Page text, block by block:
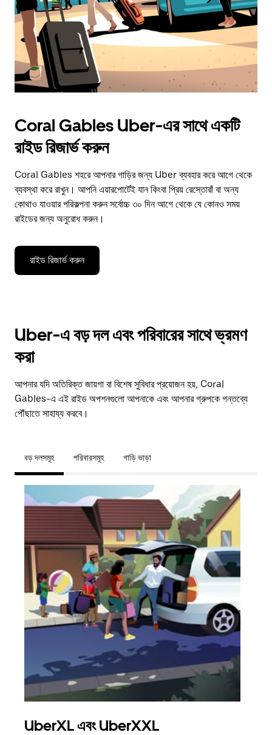
Coral Gables Uber-এর সাথে একটি
রাইড রিজার্ভ করুন
Coral Gables শহরে আপনার গাড়ির জন্য Uber ব্যবহার করে আগে থেকে
ব্যবস্থা করে রাখুন। আপনি এয়ারপোর্টেই যান কিংবা প্রিয় রেস্তোরাঁ বা অন্য
কোথাও যাওয়ার পরিকল্পনা করুন সর্বোচ্চ ৩০ দিন আগে থেকে যে কোনও সময়
রাইডের জন্য অনুরোধ করুন।
রাইড রিজার্ভ করুন
Uber-এ বড় দল এবং পরিবারের সাথে ভ্রমণ
করা
আপনার যদি অতিরিক্ত জায়গা বা বিশেষ সুবিধার প্রয়োজন হয়, Coral
Gables-এ এই রাইড অপশনগুলো আপনাকে এবং আপনার গ্রুপকে গন্তব্যে
পৌঁছাতে সাহায্য করবে।
বড় দলসমূহ পরিবারসমূহ গাড়ি ভাড়া
UberXL এবং UberXXL